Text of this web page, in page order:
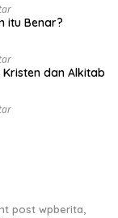
itu Benar?
dan Alkitab
post wpberita,